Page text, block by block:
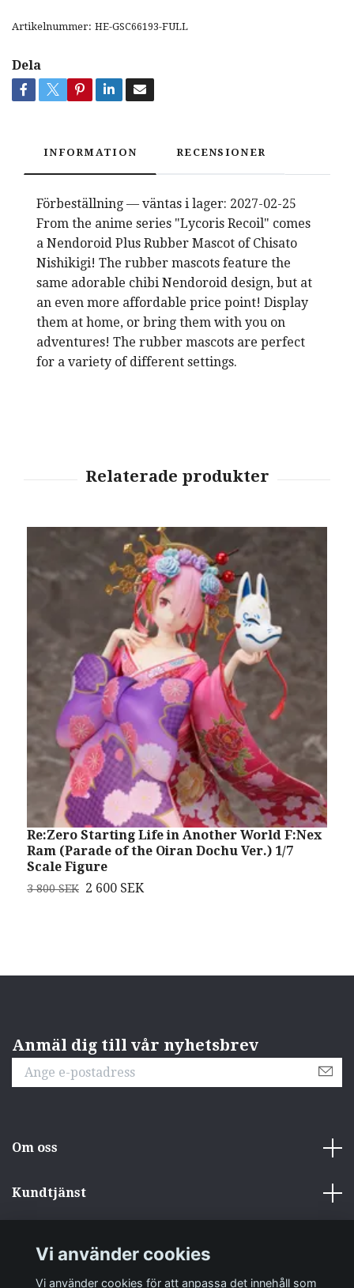
Artikelnummer: HE-GSC66193-FULL
Dela
INFORMATION RECENSIONER
Förbeställning — väntas i lager: 2027-02-25
From the anime series "Lycoris Recoil" comes
a Nendoroid Plus Rubber Mascot of Chisato
Nishikigi! The rubber mascots feature the
same adorable chibi Nendoroid design, but at
an even more affordable price point! Display
them at home, or bring them with you on
adventures! The rubber mascots are perfect
for a variety of different settings.
Re:Zero Starting Life in Another World F:Nex
Ram (Parade of the Oiran Dochu Ver.) 1/7
Scale Figure
3 800 SEK 2 600 SEK
Anmäl dig till vår nyhetsbrev
Om oss
Kundtjänst
Sociala medier
Vi använder cookies
Vi använder cookies för att anpassa det innehåll som